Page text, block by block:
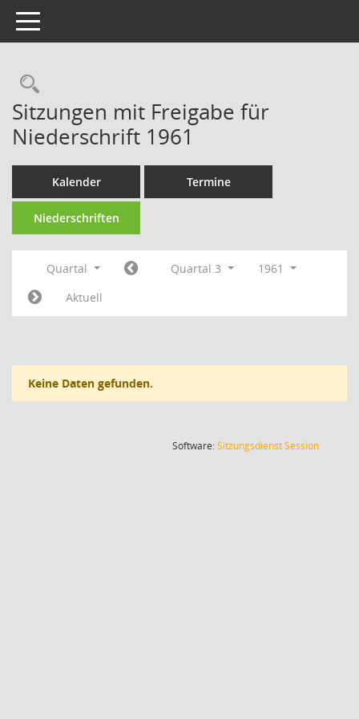
Toggle navigation
Rechercheauswahl
Sitzungen mit Freigabe für
Niederschrift 1961
Kalender Termine
Niederschriften
Quartal Quartal 3
1961
Aktuell
Keine Daten gefunden.
Software:SitzungsdienstSession(Wird in